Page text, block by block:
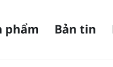
phẩm Bản tin